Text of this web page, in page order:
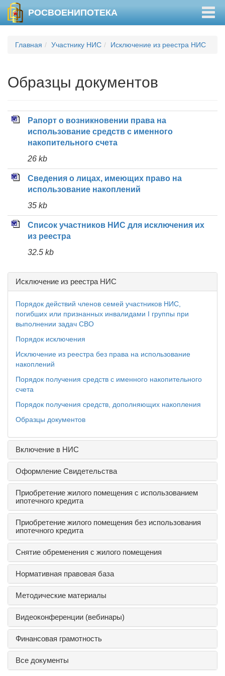
РОСВОЕНИПОТЕКА
Главная Участнику НИС Исключение из реестра НИС
Образцы документов
Рапорт о возникновении права на
использование средств с именного
накопительного счета
26 kb
Cведения о лицах, имеющих право на
использование накоплений
35 kb
Список участников НИС для исключения их
из реестра
32.5 kb
Исключение из реестра НИС
Порядок действий членов семей участников НИС,
погибших или признанных инвалидами I группы при
выполнении задач СВО
Порядок исключения
Исключение из реестра без права на использование
накоплений
Порядок получения средств с именного накопительного
счета
Порядок получения средств, дополняющих накопления
Образцы документов
Включение в НИС
Оформление Свидетельства
Приобретение жилого помещения с использованием
ипотечного кредита
Приобретение жилого помещения без использования
ипотечного кредита
Снятие обременения с жилого помещения
Нормативная правовая база
Методические материалы
Видеоконференции (вебинары)
Финансовая грамотность
Все документы